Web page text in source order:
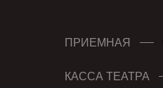
ПРИЕМНАЯ
КАССА ТЕАТРА